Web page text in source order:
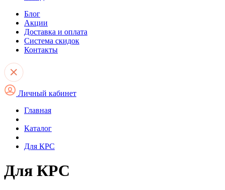
Блог
Акции
Доставка и оплата
Система скидок
Контакты
Личный кабинет
Главная
Каталог
Для КРС
Для КРС